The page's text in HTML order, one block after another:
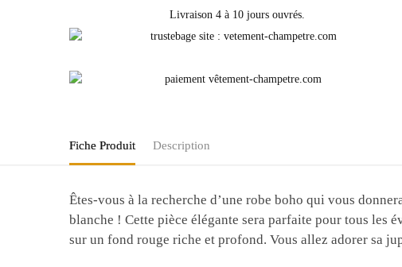
Livraison 4 à 10 jours ouvrés.
Fiche Produit Description
Êtes-vous à la recherche d’une robe boho qui vous
blanche ! Cette pièce élégante sera parfaite pour tous les
sur un fond rouge riche et profond. Vous allez adorer sa